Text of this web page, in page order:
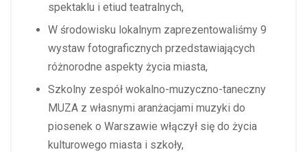
spektaklu i etiud teatralnych,
W środowisku lokalnym zaprezentowaliśmy 9
wystaw fotograficznych przedstawiających
różnorodne aspekty życia miasta,
Szkolny zespół wokalno-muzyczno-taneczny
MUZA z własnymi aranżacjami muzyki do
piosenek o Warszawie włączył się do życia
kulturowego miasta i szkoły,